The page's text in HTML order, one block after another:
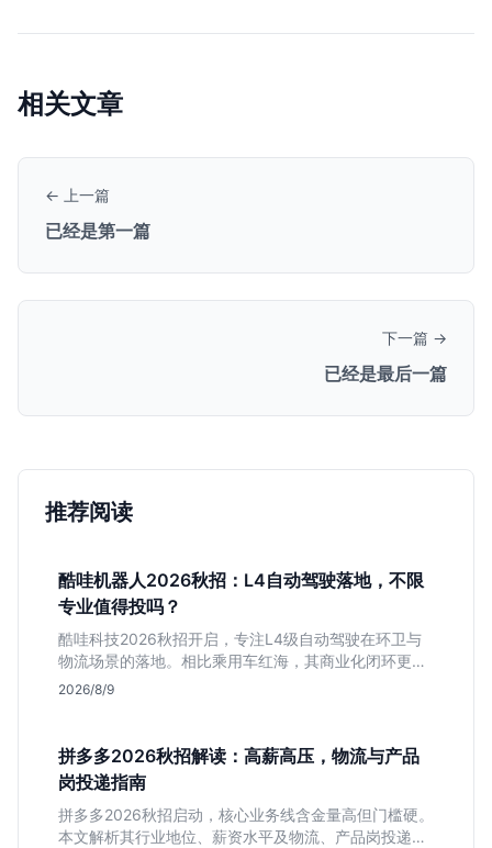
相关文章
← 上一篇
已经是第一篇
下一篇 →
已经是最后一篇
推荐阅读
酷哇机器人2026秋招：L4自动驾驶落地，不限
专业值得投吗？
酷哇科技2026秋招开启，专注L4级自动驾驶在环卫与
物流场景的落地。相比乘用车红海，其商业化闭环更清
晰，现金流相对健康。本文解读其业务模式、岗位稳定
2026/8/9
拼多多2026秋招解读：高薪高压，物流与产品
岗投递指南
拼多多2026秋招启动，核心业务线含金量高但门槛硬。
本文解析其行业地位、薪资水平及物流、产品岗投递策